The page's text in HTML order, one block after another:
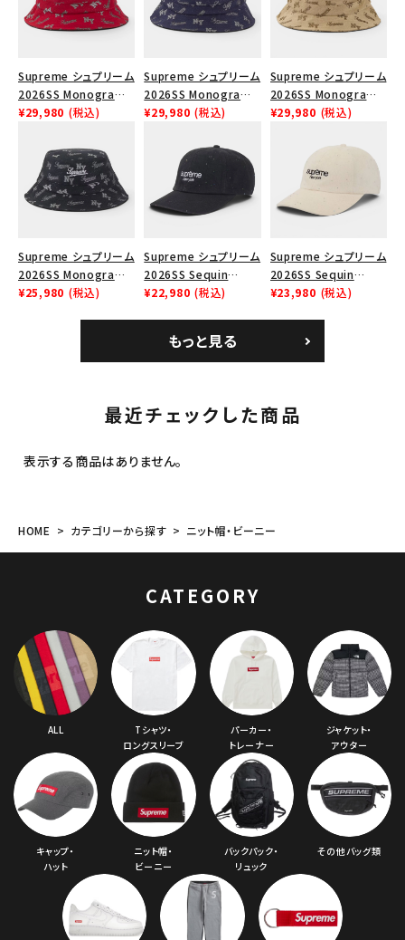
在庫のない商品を表示する
Supreme シュプリーム
2026SS Monogram
Crusher Hat モノグラ
レッド
¥29,980 (税込)
Supreme シュプリーム
2026SS Monogram
Crusher Hat モノグラ
ネイビー
¥29,980 (税込)
Supreme シュプリーム
2026SS Monogram
Crusher Hat モノグラ
¥29,980 (税込)
Supreme シュプリーム
2026SS Monogram
Crusher Hat モノグラ
¥25,980 (税込)
Supreme シュプリーム
2026SS Sequin
Denim Classic Logo
6パネルキャップ インデ
ィゴ
¥22,980 (税込)
Supreme シュプリーム
2026SS Sequin
Denim Classic Logo
6パネルキャップ ナチュ
ラル
¥23,980 (税込)
もっと見る
最近チェックした商品
表示する商品はありません。
HOME カテゴリーから探す ニット帽・ビーニー
CATEGORY
ALL
Tシャツ・
ロングスリーブ
パーカー・
トレーナー
ジャケット・
アウター
キャップ・
ハット
ニット帽・
ビーニー
バックパック・
リュック
その他バッグ類